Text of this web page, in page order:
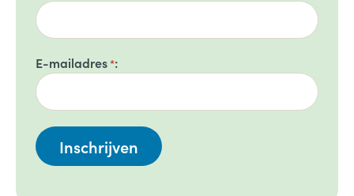
E-mailadres*